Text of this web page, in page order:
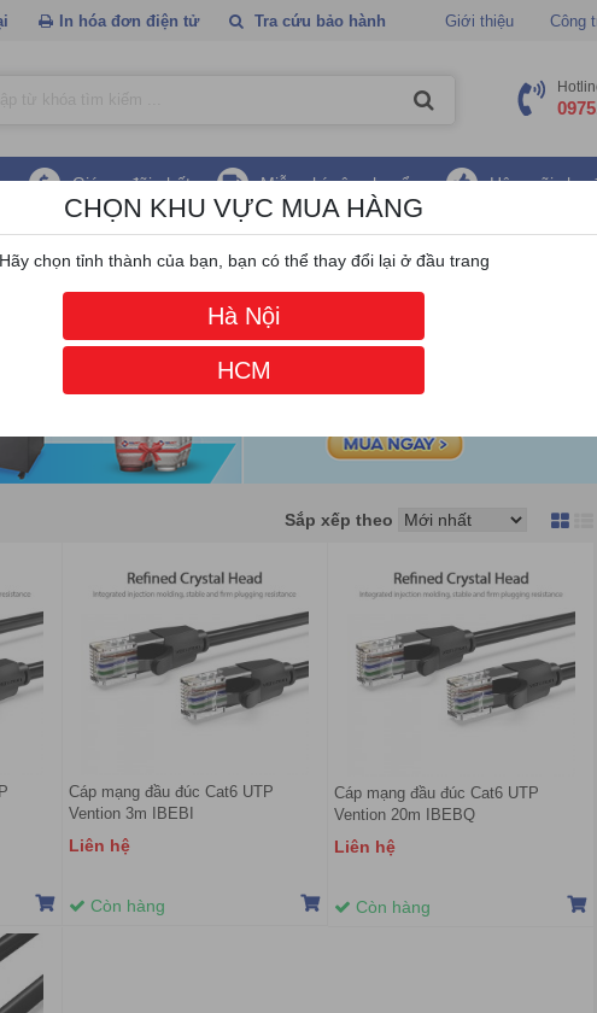
In hóa đơn điện tử Tra cứu bảo hành Giới thiệu Công
Giá ưu đãi nhất Miễn phí vận chuyển Hậu mãi chu
Vention
Sắp xếp theo
Cáp mạng đầu đúc Cat6 UTP
Vention 3m IBEBI
Liên hệ
Còn hàng
Cáp mạng đầu đúc Cat6 UTP
Vention 20m IBEBQ
Liên hệ
Còn hàng
CHỌN KHU VỰC MUA HÀNG
Hãy chọn tỉnh thành của bạn, bạn có thể thay đổi lại ở đầu trang
Hà Nội
HCM